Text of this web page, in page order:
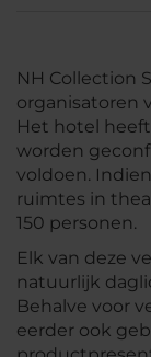
NH Collection
organisatoren
Het hotel
worden
voldoen.
ruimtes in
150 personen.
Elk van deze
natuurlijk
Behalve voor
eerder ook